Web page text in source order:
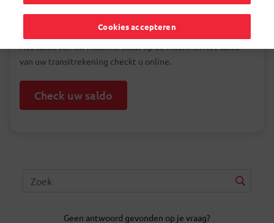
Het saldo van uw machine staat op de machine. Het saldo
van uw transitrekening checkt u online.
Check uw saldo
Geen antwoord gevonden op je vraag?
Cookies accepteren